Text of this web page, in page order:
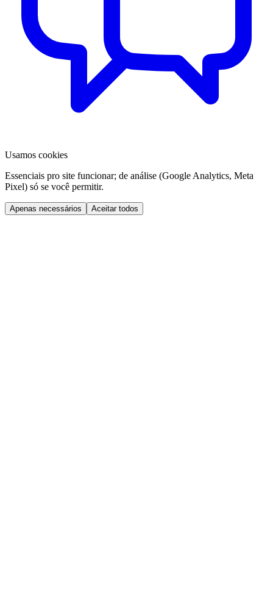
Usamos cookies
Essenciais pro site funcionar; de análise (Google Analytics, Meta
Pixel) só se você permitir.
Apenas necessários Aceitar todos